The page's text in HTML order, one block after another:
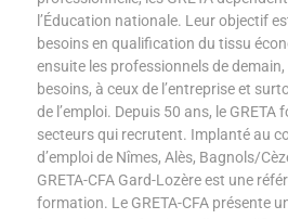
l’Éducation nationale. Leur objectif
besoins en qualification du tissu
ensuite les professionnels de
besoins, à ceux de l’entreprise et
de l’emploi. Depuis 50 ans, le GRETA
secteurs qui recrutent. Implanté au
d’emploi de Nîmes, Alès, Bagnols/
GRETA-CFA Gard-Lozère est une
formation. Le GRETA-CFA présente